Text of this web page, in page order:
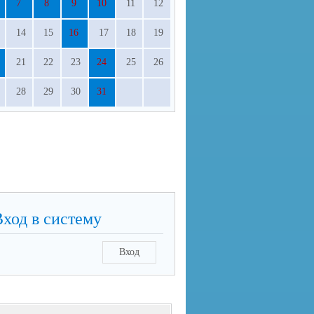
7 8 9 10 11 12
14 15 16 17 18 19
21 22 23 24 25 26
28 29 30 31
в систему
Вход